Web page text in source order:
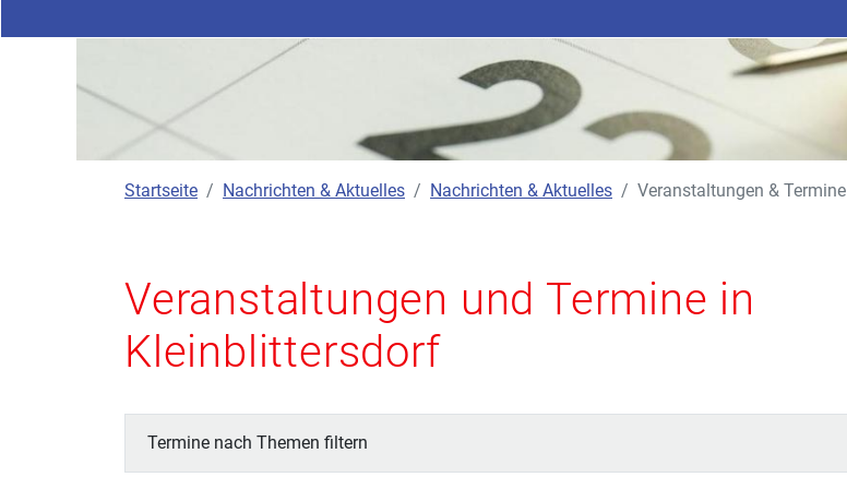
Startseite Nachrichten & Aktuelles Nachrichten & Aktuelles Veranstaltungen & Termine
Veranstaltungen und Termine in
Kleinblittersdorf
Termine nach Themen filtern